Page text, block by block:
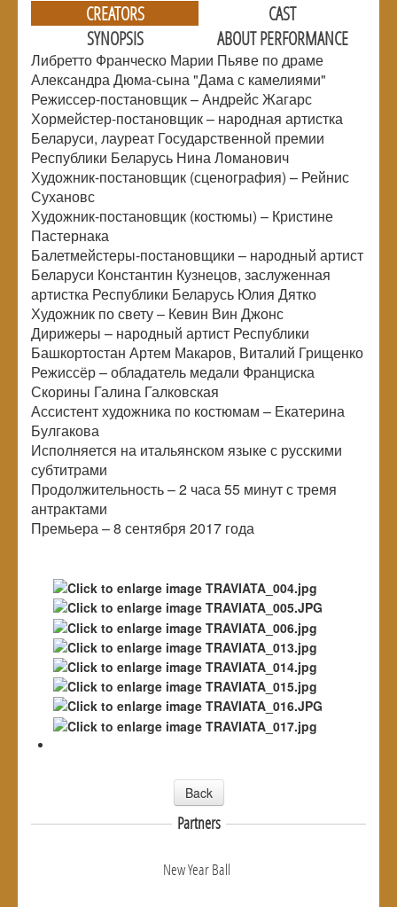
CREATORS
CAST
SYNOPSIS
ABOUT PERFORMANCE
Либретто Франческо Марии Пьяве по драме
Александра Дюма-сына "Дама с камелиями"
Режиссер-постановщик – Андрейс Жагарс
Хормейстер-постановщик – народная артистка
Беларуси, лауреат Государственной премии
Республики Беларусь Нина Ломанович
Художник-постановщик (сценография) – Рейнис
Сухановс
Художник-постановщик (костюмы) – Кристине
Пастернака
Балетмейстеры-постановщики – народный артист
Беларуси Константин Кузнецов, заслуженная
артистка Республики Беларусь Юлия Дятко
Художник по свету – Кевин Вин Джонс
Дирижеры – народный артист Республики
Башкортостан Артем Макаров, Виталий Грищенко
Режиссёр – обладатель медали Франциска
Скорины Галина Галковская
Ассистент художника по костюмам – Екатерина
Булгакова
Исполняется на итальянском языке с русскими
субтитрами
Продолжительность – 2 часа 55 минут с тремя
антрактами
Премьера – 8 сентября 2017 года
Back
Partners
New Year Ball